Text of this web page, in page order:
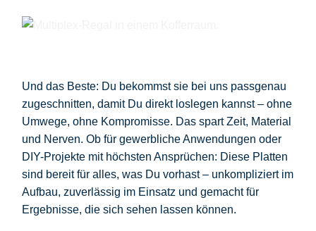
Und das Beste: Du bekommst sie bei uns passgenau
zugeschnitten, damit Du direkt loslegen kannst – ohne
Umwege, ohne Kompromisse. Das spart Zeit, Material
und Nerven. Ob für gewerbliche Anwendungen oder
DIY-Projekte mit höchsten Ansprüchen: Diese Platten
sind bereit für alles, was Du vorhast– unkompliziert im
Aufbau, zuverlässig im Einsatz und gemacht für
Ergebnisse, die sich sehen lassen können.